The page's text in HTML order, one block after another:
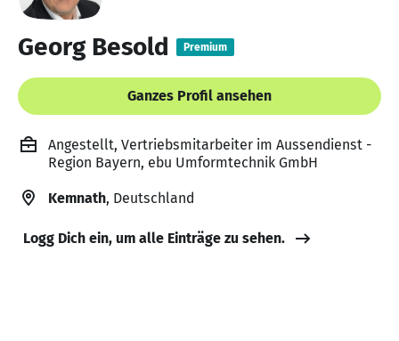
Georg Besold Premium
Ganzes Profil ansehen
Angestellt, Vertriebsmitarbeiter im Aussendienst -
Region Bayern, ebu Umformtechnik GmbH
Kemnath, Deutschland
Logg Dich ein, um alle Einträge zu sehen.